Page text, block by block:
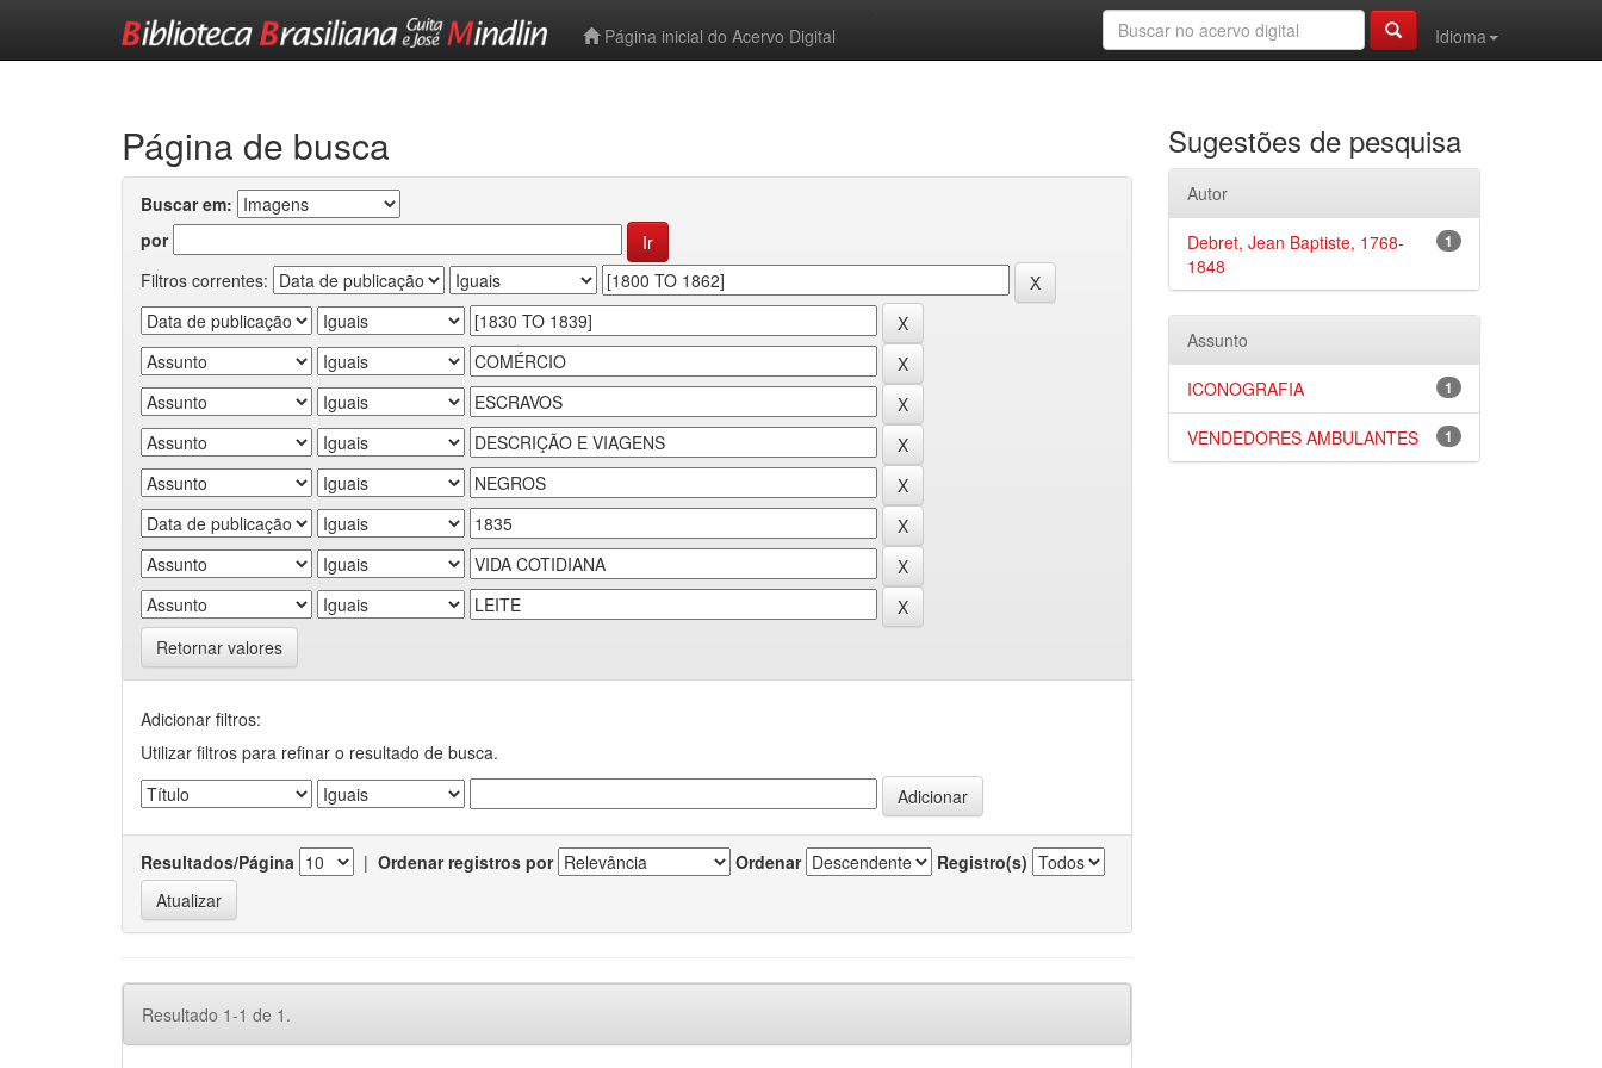
Página inicial do Acervo Digital
Idioma
Página de busca
Buscar em:
por
Filtros correntes:
Retornar valores
Adicionar filtros:
Utilizar filtros para refinar o resultado de busca.
Resultados/Página | Ordenar registros por Ordenar Registro(s)
Resultado 1-1 de 1.
Sugestões de pesquisa
Autor
1
Debret, Jean Baptiste, 1768-
1848
Assunto
1
ICONOGRAFIA
1
VENDEDORES AMBULANTES